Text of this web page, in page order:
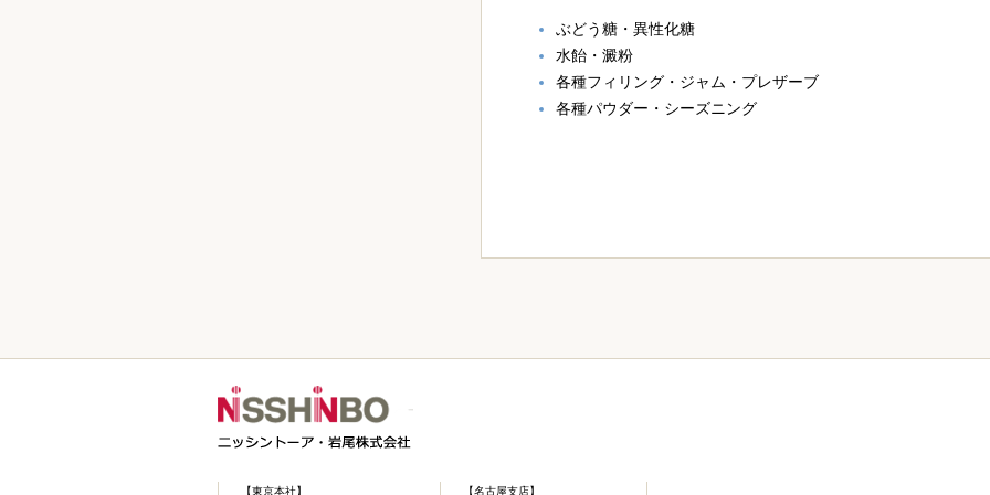
ぶどう糖・異性化糖
水飴・澱粉
各種フィリング・ジャム・プレザーブ
各種パウダー・シーズニング
【東京本社】 【名古屋支店】